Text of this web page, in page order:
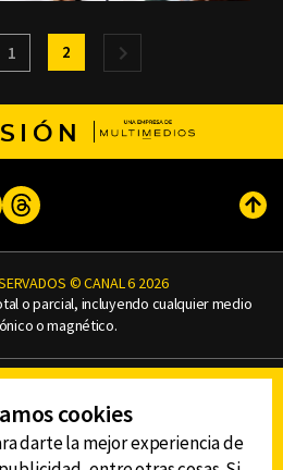
1 2
Threads
© CANAL 6 2026
o parcial, incluyendo cualquier medio
o magnético.
DE PRIVACIDAD
DE LAS AUDIENCIAS
cookies
darte la mejor experiencia de